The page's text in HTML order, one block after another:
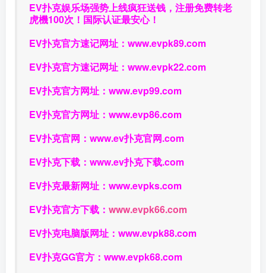
EV扑克娱乐场强势上线疯狂送钱，注册免费转老
虎機100次！国际认证最安心！
EV扑克官方速记网址： www.evpk89.com
EV扑克官方速记网址： www.evpk22.com
EV扑克官方网址： www.evp99.com
EV扑克官方网址： www.evp86.com
EV扑克官网： www.ev扑克官网.com
EV扑克下载： www.ev扑克下载.com
EV扑克最新网址： www.evpks.com
EV扑克官方下载： www.evpk66.com
EV扑克电脑版网址： www.evpk88.com
EV扑克GG官方： www.evpk68.com